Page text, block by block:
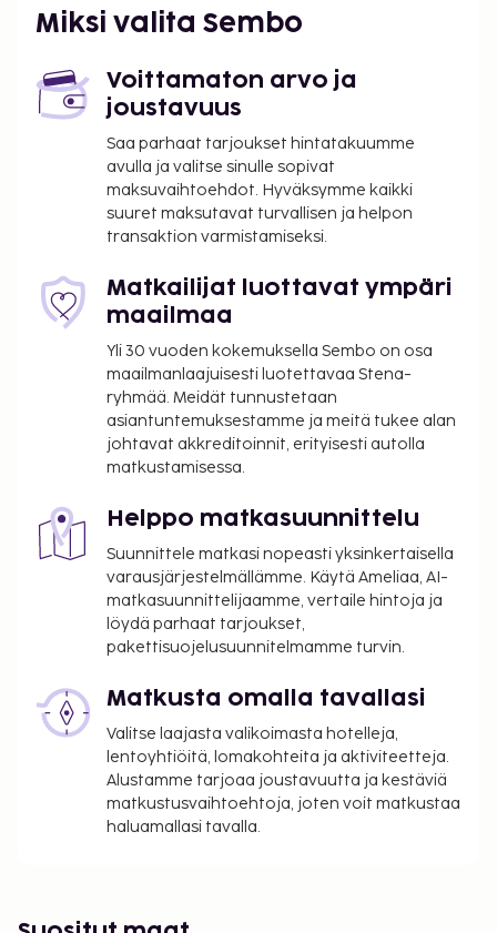
turismin kehitysjärjestö ATOUT.
suoritettavat maksut. Maksuihin saattaa sisältyä
sovellettavat verot:
Kaupungin perimä vero: 1.74 EUR per henkilö per
yö. Tätä veroa ei peritä alle 18 vuotta vanhoilta
lapsilta.
Tässä on mainittu kaikki majoituspaikan meille
Maksu buffetaamiaisesta: noin 25 EUR aikuisille
ja 12 EUR lapsille
Lemmikit: 20 EUR per lemmikki per yöpyminen
Avustajaeläimistä ei veloiteta lisämaksuja
Yllä oleva luettelo ei ehkä kata kaikkea. Maksut ja
takuumaksut eivät välttämättä sisällä veroja, ja ne
saattavat muuttua.
Kansallisten määräysten vuoksi käteismaksut
eivät voi ylittää 1000 EUR:n suuruista summaa
tässä majoituspaikassa. Saat lisätietoja asiasta
ottamalla yhteyttä majoituspaikkaan
varausvahvistuksessa olevien tietojen avulla.
Kausiluontoinen uima-allas on käytettävissä 01.
Hierontapalvelut ja kylpylähoidot tulee varata
etukäteen. Varauksen voi tehdä ottamalla
majoituspaikkaan yhteyttä ennen saapumista
soittamalla varausvahvistuksessa olevaan
numeroon.
Miksi valita Sembo
Voittamaton arvo ja
joustavuus
Saa parhaat tarjoukset hintatakuumme
avulla ja valitse sinulle sopivat
maksuvaihtoehdot. Hyväksymme kaikki
suuret maksutavat turvallisen ja helpon
transaktion varmistamiseksi.
Matkailijat luottavat ympäri
maailmaa
Yli 30 vuoden kokemuksella Sembo on osa
maailmanlaajuisesti luotettavaa Stena-
ryhmää. Meidät tunnustetaan
asiantuntemuksestamme ja meitä tukee alan
johtavat akkreditoinnit, erityisesti autolla
matkustamisessa.
Helppo matkasuunnittelu
Suunnittele matkasi nopeasti yksinkertaisella
varausjärjestelmällämme. Käytä Ameliaa, AI-
matkasuunnittelijaamme, vertaile hintoja ja
löydä parhaat tarjoukset,
pakettisuojelusuunnitelmamme turvin.
Matkusta omalla tavallasi
Valitse laajasta valikoimasta hotelleja,
lentoyhtiöitä, lomakohteita ja aktiviteetteja.
Alustamme tarjoaa joustavuutta ja kestäviä
matkustusvaihtoehtoja, joten voit matkustaa
haluamallasi tavalla.